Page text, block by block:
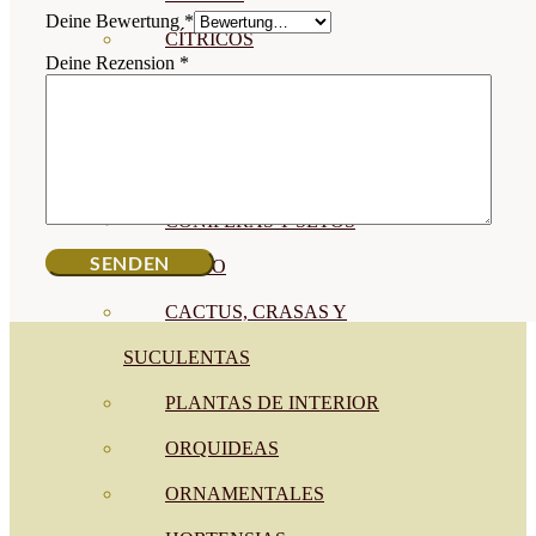
CÍTRICOS
CONÍFERAS Y SETOS
OLIVO
CACTUS, CRASAS Y
SUCULENTAS
PLANTAS DE INTERIOR
ORQUIDEAS
ORNAMENTALES
Deine Bewertung *
Deine Rezension *